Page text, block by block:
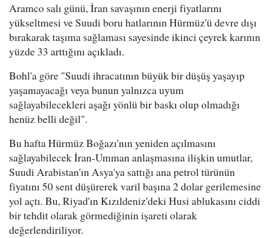
Aramco salı günü, İran savaşının enerji fiyatlarını
yükseltmesi ve Suudi boru hatlarının Hürmüz'ü devre dışı
bırakarak taşıma sağlaması sayesinde ikinci çeyrek karının
yüzde 33 arttığını açıkladı.
Bohl'a göre "Suudi ihracatının büyük bir düşüş yaşayıp
yaşamayacağı veya bunun yalnızca uyum
sağlayabilecekleri aşağı yönlü bir baskı olup olmadığı
henüz belli değil".
Bu hafta Hürmüz Boğazı'nın yeniden açılmasını
sağlayabilecek İran-Umman anlaşmasına ilişkin umutlar,
Suudi Arabistan'ın Asya'ya sattığı ana petrol türünün
fiyatını 50 sent düşürerek varil başına 2 dolar gerilemesine
yol açtı. Bu, Riyad'ın Kızıldeniz'deki Husi ablukasını ciddi
bir tehdit olarak görmediğinin işareti olarak
değerlendiriliyor.